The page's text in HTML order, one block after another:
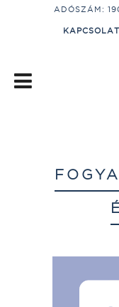
ADÓSZÁM:
KAPCSOLAT